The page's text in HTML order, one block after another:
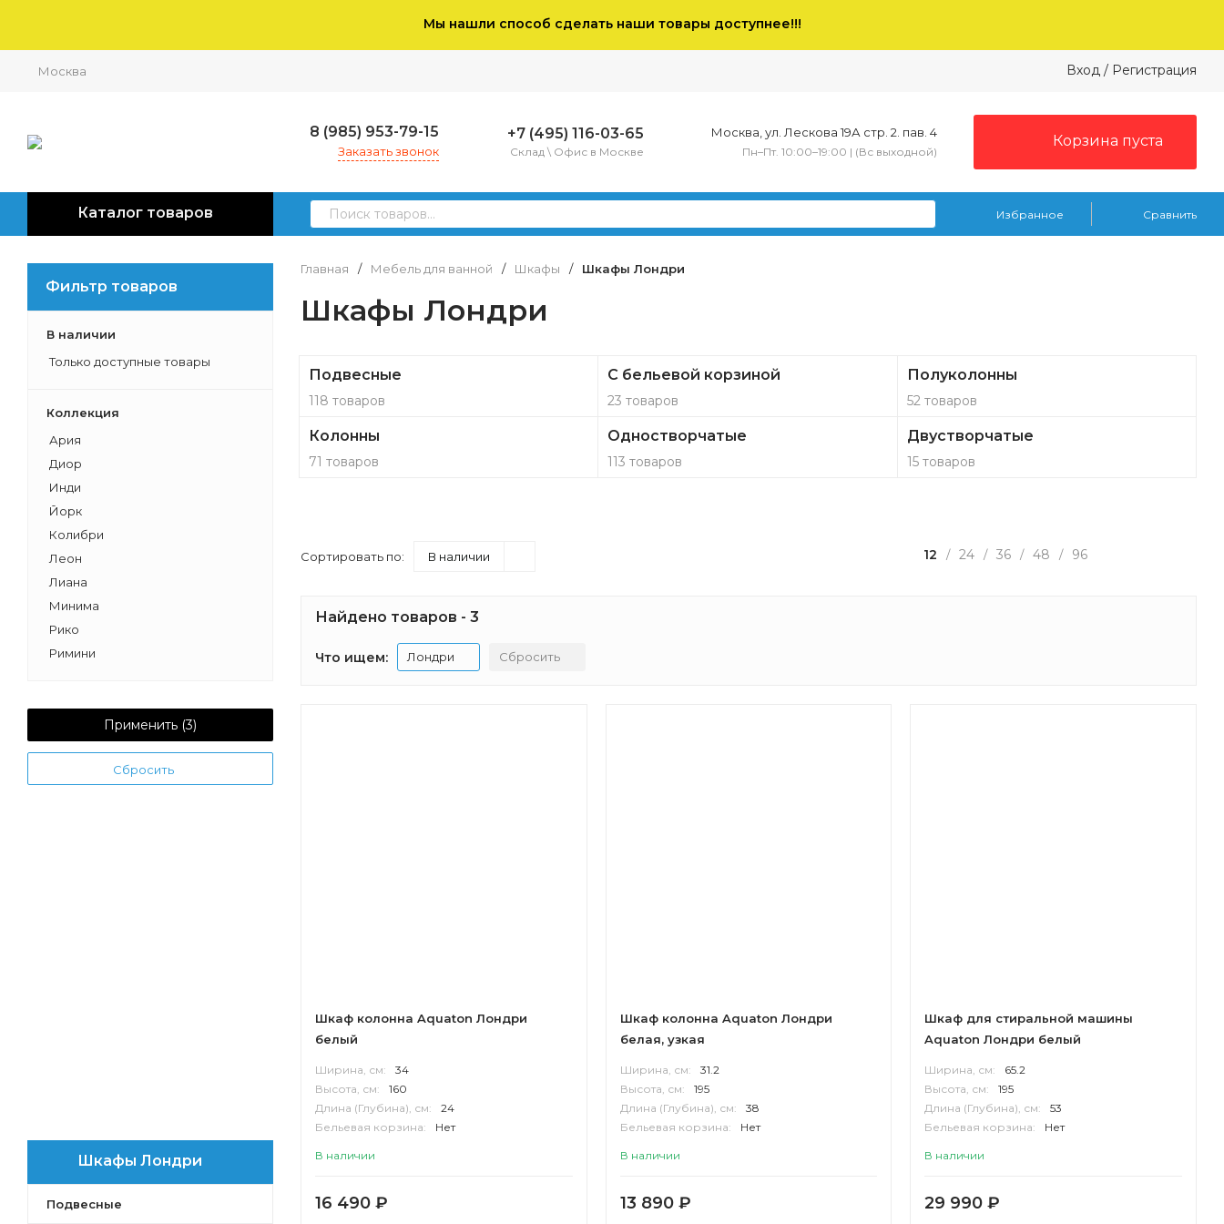
Мы нашли способ сделать наши товары доступнее!!!
Москва Вход / Регистрация
8 (985) 953-79-15
Заказать звонок
+7 (495) 116-03-65
Склад \ Офис в Москве
Москва, ул. Лескова 19А стр. 2. пав. 4
Пн–Пт. 10:00–19:00 | (Вс выходной)
Корзина пуста
Каталог товаров Избранное Сравнить
Фильтр товаров
В наличии
Только доступные товары
Коллекция
Ария
Диор
Инди
Йорк
Колибри
Леон
Лиана
Минима
Рико
Римини
Сохо
Применить (3)
Сбросить
Шкафы Лондри
Подвесные
Главная / Мебель для ванной / Шкафы / Шкафы Лондри
Шкафы Лондри
Подвесные
118 товаров
С бельевой корзиной
23 товаров
Полуколонны
52 товаров
Колонны
71 товаров
Одностворчатые
113 товаров
Двустворчатые
15 товаров
Сортировать по: В наличии 12 / 24 / 36 / 48 / 96
Найдено товаров - 3
Что ищем: Лондри Сбросить
Шкаф колонна Aquaton Лондри
белый
Ширина, см:
34
Высота, см:
160
Длина (Глубина), см:
24
Бельевая корзина:
Нет
В наличии
16 490 ₽
Шкаф колонна Aquaton Лондри
белая, узкая
Ширина, см:
31.2
Высота, см:
195
Длина (Глубина), см:
38
Бельевая корзина:
Нет
В наличии
13 890 ₽
Шкаф для стиральной машины
Aquaton Лондри белый
Ширина, см:
65.2
Высота, см:
195
Длина (Глубина), см:
53
Бельевая корзина:
Нет
В наличии
29 990₽